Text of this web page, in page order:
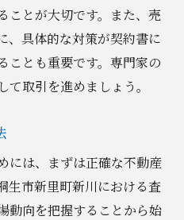
ことが大切です。また、売
、具体的な対策が契約書に
ことも重要です。専門家の
取引を進めましょう。
には、まずは正確な不動産
生市新里町新川における査
動向を把握することから始